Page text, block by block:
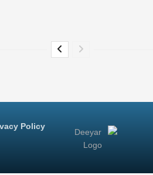
Policy